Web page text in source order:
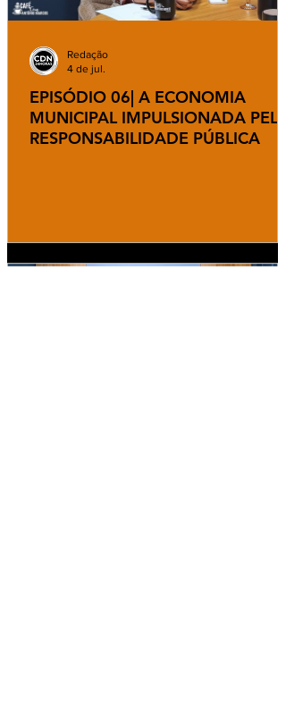
EPISÓDIO 06| A ECONOMIA
MUNICIPAL IMPULSIONADA PELA
RESPONSABILIDADE PÚBLICA
Redação
4 de jul.